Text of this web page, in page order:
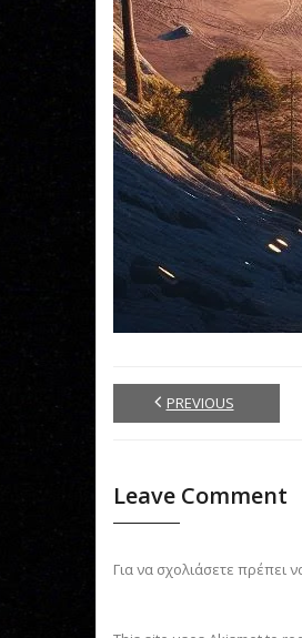
PREVIOUS
Leave Comment
Για να σχολιάσετε πρέπει